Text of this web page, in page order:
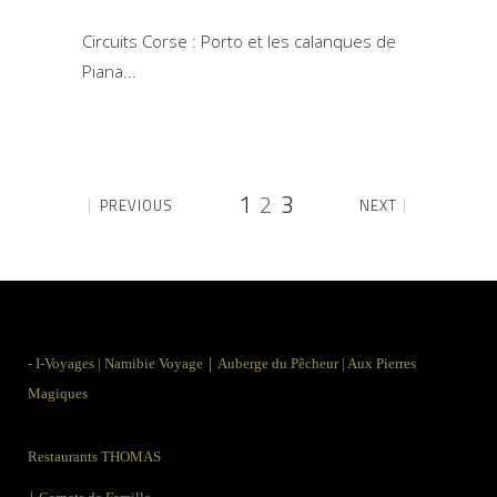
Circuits Corse : Porto et les calanques de
Piana
PREVIOUS 1 2 3 NEXT
- I-Voyages | Namibie Voyage | Auberge du Pêcheur | Aux Pierres
Magiques
Restaurants THOMAS